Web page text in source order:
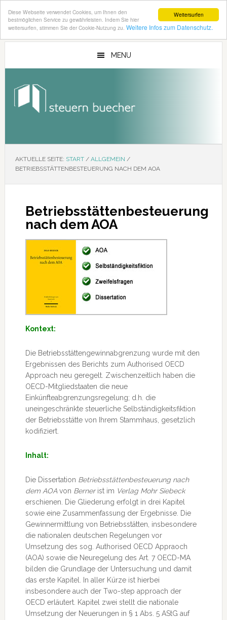
Weitersurfen
Diese Webseite verwendet Cookies, um Ihnen den
bestmöglichen Service zu gewährleisten. Indem Sie hier
weitersurfen, stimmen Sie der Cookie-Nutzung zu. Weitere Infos zum Datenschutz.
Zum
Zur
MENU
AKTUELLE SEITE: START / ALLGEMEIN /
BETRIEBSSTÄTTENBESTEUERUNG NACH DEM AOA
Betriebsstättenbesteuerung
nach dem AOA
Kontext:
Die Betriebsstättengewinnabgrenzung wurde mit den
Ergebnissen des Berichts zum Authorised OECD
Approach neu geregelt. Zwischenzeitlich haben die
OECD-Mitgliedstaaten die neue
Einkünfteabgrenzungsregelung; d.h. die
uneingeschränkte steuerliche Selbständigkeitsfiktion
der Betriebsstättevon Ihrem Stammhaus, gesetzlich
kodifiziert.
Inhalt:
Die Dissertation Betriebsstättenbesteuerung nach
dem AOAvon Bernerist im Verlag Mohr Siebeck
erschienen. Die Gliederung erfolgt in drei Kapitel
sowie eine Zusammenfassung der Ergebnisse. Die
Gewinnermittlung von Betriebsstätten, insbesondere
die nationalen deutschen Regelungen vor
Umsetzung des sog. Authorised OECD Appraoch
(AOA) sowie die Neuregelung des Art. 7 OECD-MA
bilden die Grundlage der Untersuchung und damit
das erste Kapitel. In aller Kürze ist hierbei
insbesondere auch der Two-step approach der
OECD erläutert. Kapitel zwei stellt die nationale
Umsetzung der Neuerungen in § 1 Abs. 5 AStG auf